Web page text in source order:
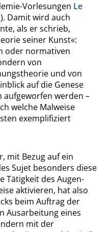
Vorlesungen Le
Damit wird auch
als er schrieb,
seiner Kunst«:
oder normativen
von
und von
auf die Genese
aufgeworfen werden –
welche Malweise
exemplifiziert
mit Bezug auf ein
Sujet besonders diese
Tätigkeit des Augen-
aktivieren, hat also
beim Auftrag der
Ausarbeitung eines
mit der